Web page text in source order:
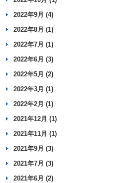
2022年9月 (4)
2022年8月 (1)
2022年7月 (1)
2022年6月 (3)
2022年5月 (2)
2022年3月 (1)
2022年2月 (1)
2021年12月 (1)
2021年11月 (1)
2021年9月 (3)
2021年7月 (3)
2021年6月 (2)